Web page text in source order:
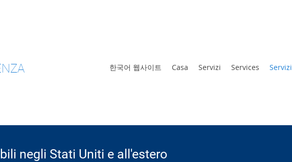
한국어 웹사이트 Casa Servizi Services Servizi
negli Stati Uniti e all'estero